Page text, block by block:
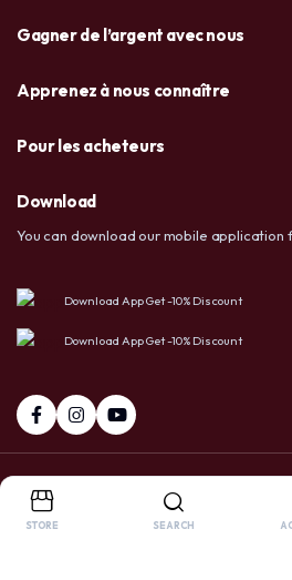
Gagner de l’argent avec nous
Apprenez à nous connaître
Pour les acheteurs
Download
You can download our mobile application
Download App Get -10% Discount
Download App Get -10% Discount
STORE SEARCH